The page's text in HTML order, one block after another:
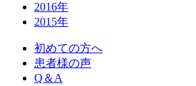
2016年
2015年
初めての方へ
患者様の声
Q＆A